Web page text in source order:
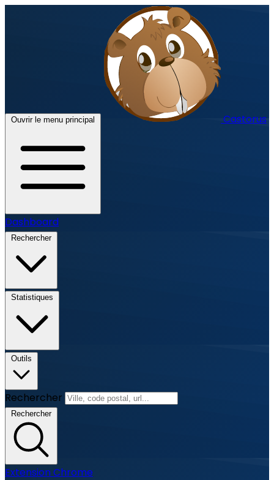
Ouvrir le menu principal Castorus
Dashboard
Rechercher
Statistiques
Outils
Rechercher
Rechercher
Extension Chrome